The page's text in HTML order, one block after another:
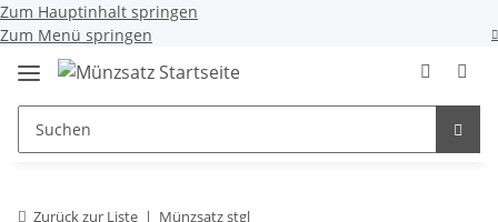
Zum Hauptinhalt springen
Zum Menü springen
Zurück zur Liste Münzsatz stgl